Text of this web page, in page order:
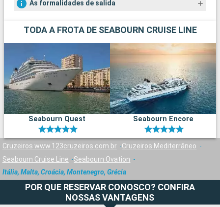
As formalidades de salida
TODA A FROTA DE SEABOURN CRUISE LINE
Seabourn Quest Seabourn Encore
Cruzeiros www.123cruzeiros.com.br
Cruzeiros Mediterrâneo
Seabourn Cruise Line
Seabourn Ovation
Itália, Malta, Croácia, Montenegro, Grécia
POR QUE RESERVAR CONOSCO? CONFIRA
NOSSAS VANTAGENS